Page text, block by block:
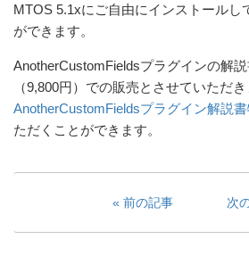
MTOS 5.1xにご自由にインストールし
ができます。
AnotherCustomFieldsプラグインの解
（9,800円）での販売とさせていただき
AnotherCustomFieldsプラグイン解説
ただくことができます。
前の記事 次